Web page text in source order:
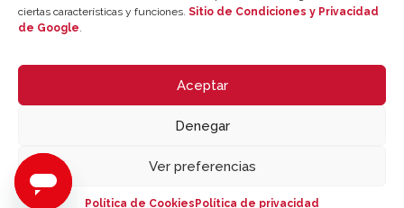
ciertas características y funciones. Sitio de Condiciones y Privacidad
de Google.
Aceptar
Denegar
Ver preferencias
Política de Cookies Política de privacidad
Todos los derechos reservados